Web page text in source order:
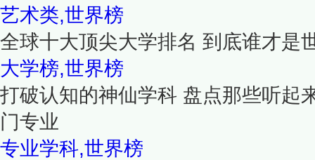
艺术类,世界榜
全球十大顶尖大学排名 到底谁才是
大学榜,世界榜
打破认知的神仙学科 盘点那些听起
门专业
专业学科,世界榜